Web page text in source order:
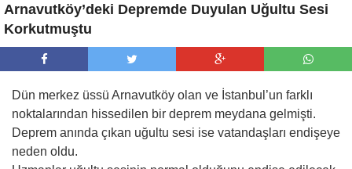
Arnavutköy’deki Depremde Duyulan Uğultu Sesi
Korkutmuştu
Dün merkez üssü Arnavutköy olan ve İstanbul’un farklı
noktalarından hissedilen bir deprem meydana gelmişti.
Deprem anında çıkan uğultu sesi ise vatandaşları endişeye
neden oldu.